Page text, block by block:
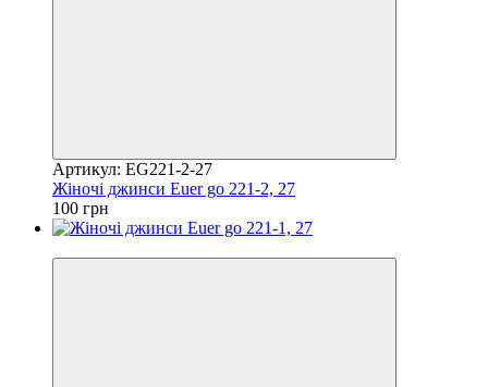
Артикул: EG221-2-27
Жіночі джинси Euer go 221-2, 27
100 грн